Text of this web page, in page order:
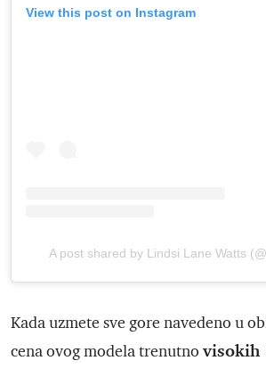
View this post on Instagram
A post shared by Lindsi Lane Watts
Kada uzmete sve gore navedeno u
cena ovog modela trenutnovisokih